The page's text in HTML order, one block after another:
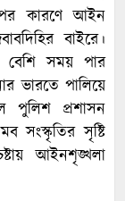
কারণে আইন
বাইরে।
বেশি সময় পার
ভারতে পালিয়ে
পুলিশ প্রশাসন
সংস্কৃতির সৃষ্টি
আইনশৃঙ্খলা